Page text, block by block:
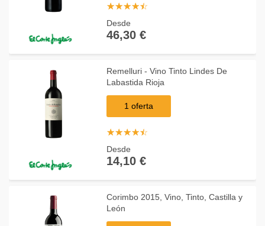
☆☆☆☆☆
★★★★★
Desde
46,30 €
Remelluri - Vino Tinto Lindes De
Labastida Rioja
1 oferta
☆☆☆☆☆
★★★★★
Desde
14,10 €
Corimbo 2015, Vino, Tinto, Castilla y
León